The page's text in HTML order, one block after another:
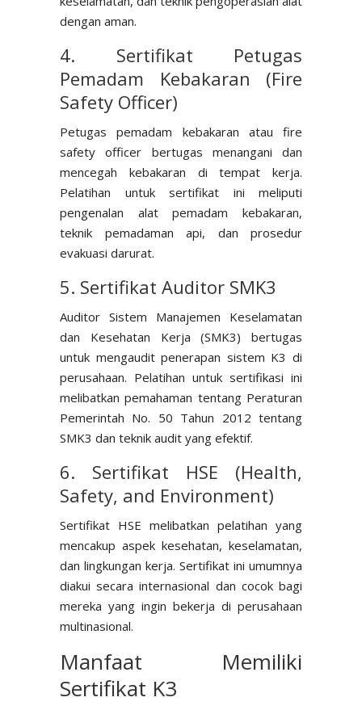
dengan aman.
4. Sertifikat Petugas
Pemadam Kebakaran (Fire
Safety Officer)
Petugas pemadam kebakaran atau fire
safety officer bertugas menangani dan
mencegah kebakaran di tempat kerja.
Pelatihan untuk sertifikat ini meliputi
pengenalan alat pemadam kebakaran,
teknik pemadaman api, dan prosedur
evakuasi darurat.
5. Sertifikat Auditor SMK3
Auditor Sistem Manajemen Keselamatan
dan Kesehatan Kerja (SMK3) bertugas
untuk mengaudit penerapan sistem K3 di
perusahaan. Pelatihan untuk sertifikasi ini
melibatkan pemahaman tentang Peraturan
Pemerintah No. 50 Tahun 2012 tentang
SMK3 dan teknik audit yang efektif.
6. Sertifikat HSE (Health,
Safety, and Environment)
Sertifikat HSE melibatkan pelatihan yang
mencakup aspek kesehatan, keselamatan,
dan lingkungan kerja. Sertifikat ini umumnya
diakui secara internasional dan cocok bagi
mereka yang ingin bekerja di perusahaan
multinasional.
Manfaat Memiliki
Sertifikat K3